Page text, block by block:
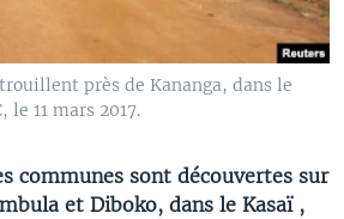
près de Kananga, dans le
le 11 mars 2017.
communes sont découvertes sur
et Diboko, dans le Kasaï ,